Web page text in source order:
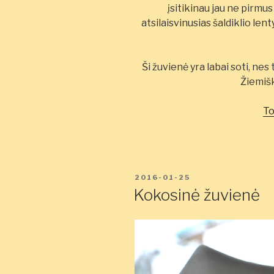
įsitikinau jau ne
atsilaisvinusias šaldiklio
Ši žuvienė yra labai soti,
PASKELBTA
2016-01-25
Kokosinė žuvienė